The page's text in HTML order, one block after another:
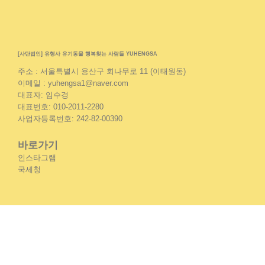
[사단법인] 유행사 유기동물 행복찾는 사람들 YUHENGSA
주소 : 서울특별시 용산구 회나무로 11 (이태원동)
이메일 : yuhengsa1@naver.com
대표자: 임수경
대표번호: 010-2011-2280
사업자등록번호: 242-82-00390
바로가기
인스타그램
국세청